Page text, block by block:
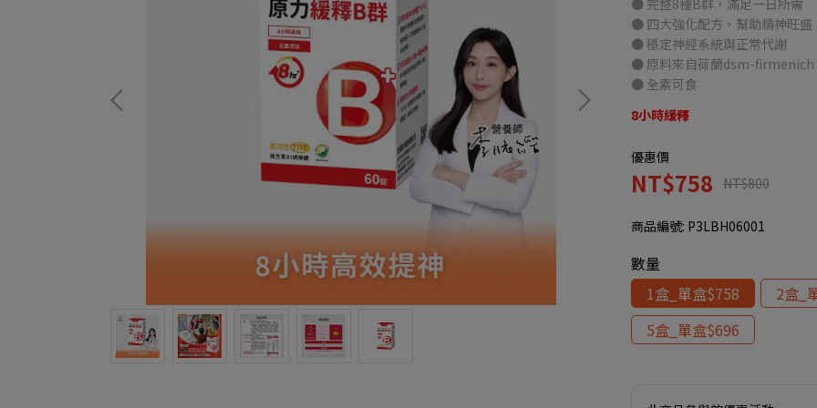
● 完整8種B群，滿足一日所需
● 四大強化配方，幫助精神旺盛
● 穩定神經系統與正常代謝
● 原料來自荷蘭dsm-firmenich
● 全素可食
8小時緩釋
優惠價
NT$758 NT$800
商品編號: P3LBH06001
數量
1盒_單盒$758
2盒_
5盒_單盒$696